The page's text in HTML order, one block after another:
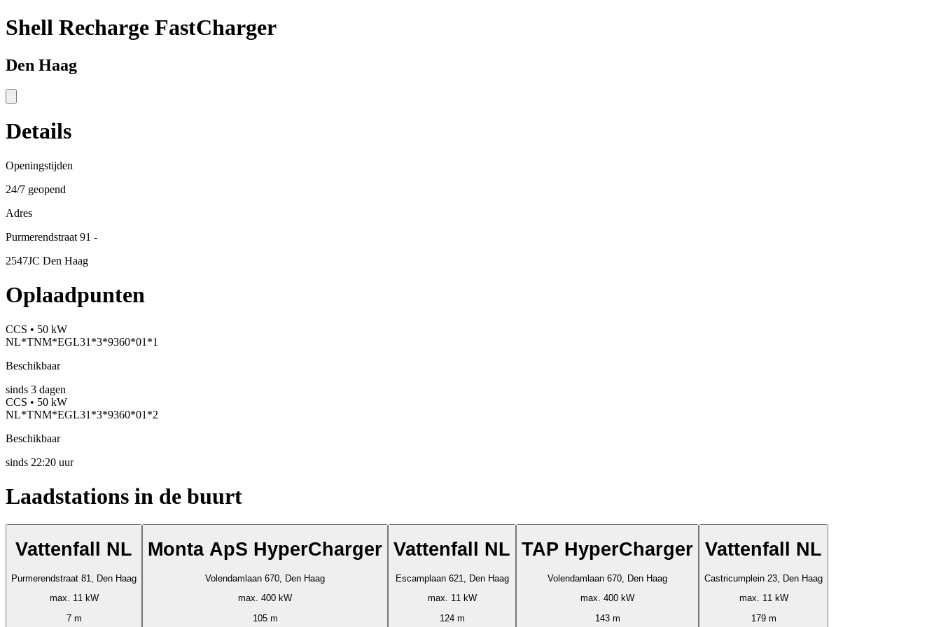
Shell Recharge FastCharger
Den Haag
Details
Openingstijden
24/7 geopend
Adres
Purmerendstraat 91 -
2547JC Den Haag
Oplaadpunten
CCS • 50 kW
NL*TNM*EGL31*3*9360*01*1
Beschikbaar
sinds 3 dagen
CCS • 50 kW
NL*TNM*EGL31*3*9360*01*2
Beschikbaar
sinds 22:20 uur
Laadstations in de buurt
Vattenfall NL
Purmerendstraat 81, Den Haag
max. 11 kW
7 m
Monta ApS HyperCharger
Volendamlaan 670, Den Haag
max. 400 kW
105 m
Vattenfall NL
Escamplaan 621, Den Haag
max. 11 kW
124 m
TAP HyperCharger
Volendamlaan 670, Den Haag
max. 400 kW
143 m
Vattenfall NL
Castricumplein 23, Den Haag
max. 11 kW
179 m